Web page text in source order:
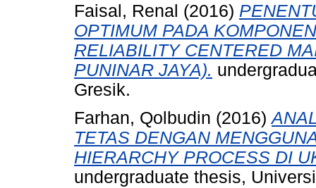
Faisal, Renal (2016)
OPTIMUM PADA
RELIABILITY CENTERED
PUNINAR JAYA).
Gresik.
Farhan, Qolbudin (2016)
TETAS DENGAN
HIERARCHY PROCESS DI
undergraduate thesis,